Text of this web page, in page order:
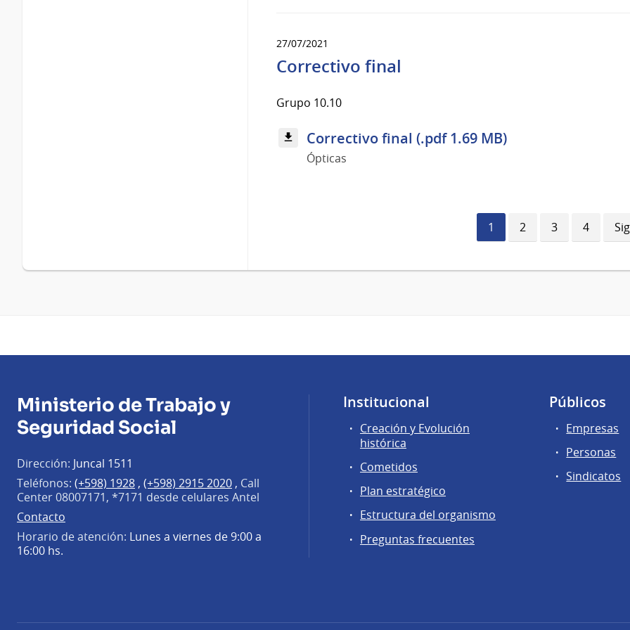
27/07/2021
Correctivo final
Grupo 10.10
Correctivo final (.pdf 1.69 MB)
Ópticas
Página
actual
1 Página
2 Página
3 Página
4
Ministerio de Trabajo y
Seguridad Social
Dirección: Juncal 1511
Teléfonos: (+598) 1928 , (+598) 2915 2020 , Call
Center 08007171, *7171 desde celulares Antel
Contacto
Horario de atención: Lunes a viernes de 9:00 a
16:00 hs.
Institucional
Creación y Evolución
histórica
Cometidos
Plan estratégico
Estructura del organismo
Preguntas frecuentes
Públicos
Empresas
Personas
Sindicatos